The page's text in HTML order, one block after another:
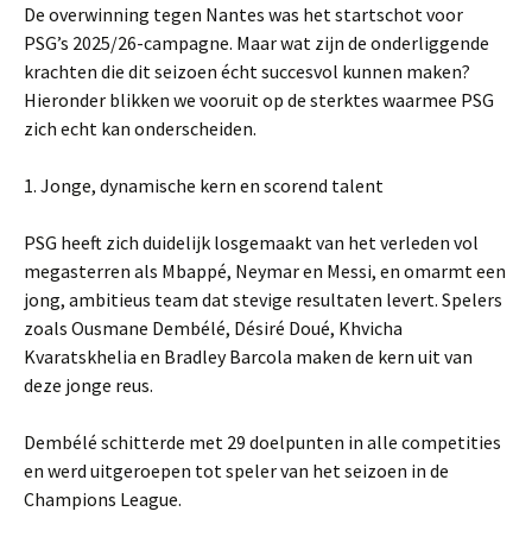
De overwinning tegen Nantes was het startschot voor
PSG’s 2025/26-campagne. Maar wat zijn de onderliggende
krachten die dit seizoen écht succesvol kunnen maken?
Hieronder blikken we vooruit op de sterktes waarmee PSG
zich echt kan onderscheiden.
1. Jonge, dynamische kern en scorend talent
PSG heeft zich duidelijk losgemaakt van het verleden vol
megasterren als Mbappé, Neymar en Messi, en omarmt een
jong, ambitieus team dat stevige resultaten levert. Spelers
zoals Ousmane Dembélé, Désiré Doué, Khvicha
Kvaratskhelia en Bradley Barcola maken de kern uit van
deze jonge reus.
Dembélé schitterde met 29 doelpunten in alle competities
en werd uitgeroepen tot speler van het seizoen in de
Champions League.